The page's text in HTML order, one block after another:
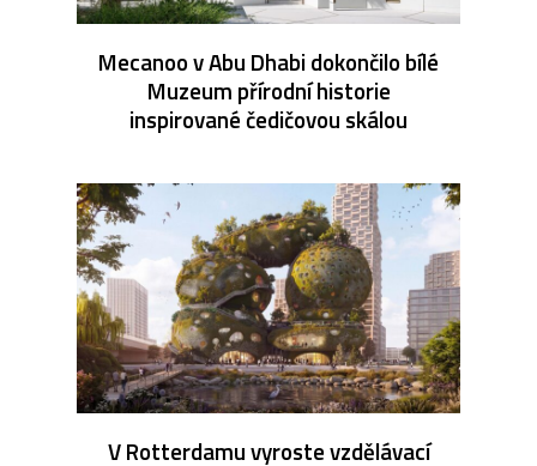
Mecanoo v Abu Dhabi dokončilo bílé
Muzeum přírodní historie
inspirované čedičovou skálou
V Rotterdamu vyroste vzdělávací